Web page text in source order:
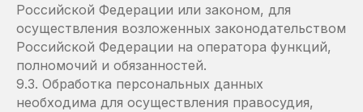
Российской Федерации или законом, для
осуществления возложенных законодательством
Российской Федерации на оператора функций,
полномочий и обязанностей.
9.3. Обработка персональных данных
необходима для осуществления правосудия,